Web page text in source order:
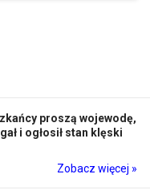
proszą wojewodę,
i ogłosił stan klęski
Zobacz więcej »